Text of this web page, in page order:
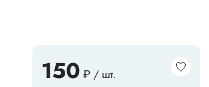
Сопутствующие товары
150 ₽ / шт.